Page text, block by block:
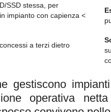
SSD stessa, per
impianto con capienza <
a terzi dietro
gestiscono
operativa